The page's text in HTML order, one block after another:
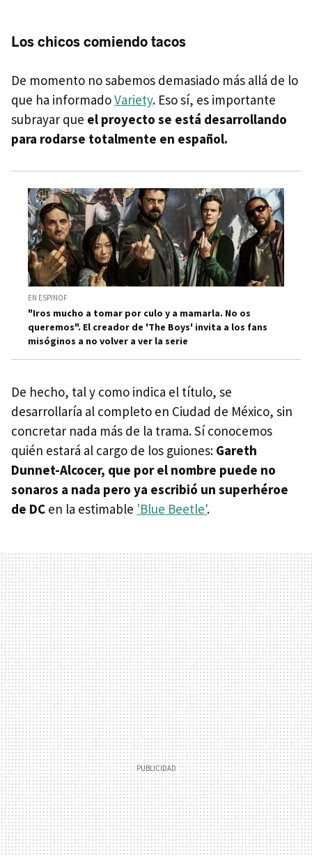
Los chicos comiendo tacos
De momento no sabemos demasiado más allá de lo
que ha informadoVariety. Eso sí, es importante
subrayar que el proyecto se está desarrollando
para rodarse totalmente en español.
EN ESPINOF
"Iros mucho a tomar por culo y a mamarla. No os
queremos". El creador de 'The Boys' invita a los fans
misóginos a no volver a ver la serie
De hecho, tal y como indica el título, se
desarrollaría al completo en Ciudad de México, sin
concretar nada más de la trama. Sí conocemos
quién estará al cargo de los guiones: Gareth
Dunnet-Alcocer, que por el nombre puede no
sonaros a nada pero ya escribió un superhéroe
de DC en la estimable 'Blue Beetle'.